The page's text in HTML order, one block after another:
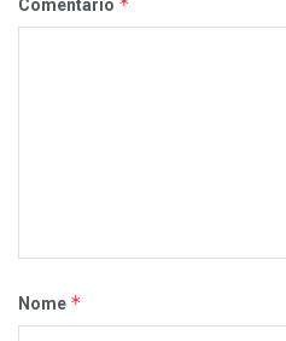
Comentário
Nome *